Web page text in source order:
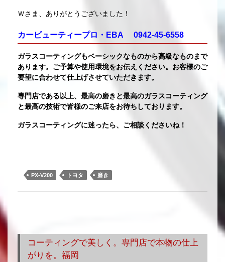
Ｗさま、ありがとうございました！
カービューティープロ・EBA 0942-45-6558
ガラスコーティングもベーシックなものから高級なものまで
あります。ご予算や使用環境をお伝えください。お客様のご
要望に合わせて仕上げさせていただきます。
専門店である以上、最高の磨きと最高のガラスコーティング
と最高の技術で皆様のご来店をお待ちしております。
ガラスコーティングに迷ったら、ご相談くださいね！
PX-V200 トヨタ 磨き
コーティングで美しく。専門店で本物の仕上
がりを。福岡